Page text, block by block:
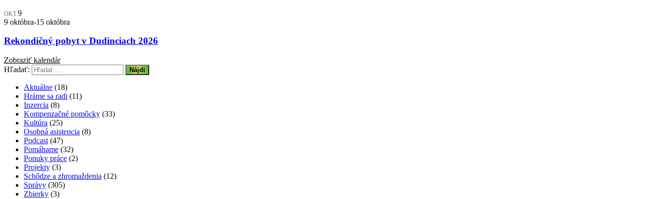
OKT 9
9 októbra-15 októbra
Rekondičný pobyt v Dudinciach 2026
Zobraziť kalendár
Hľadať:
Aktuálne (18)
Hráme sa radi (11)
Inzercia (8)
Kompenzačné pomôcky (33)
Kultúra (25)
Osobná asistencia (8)
Podcast (47)
Pomáhame (32)
Ponuky práce (2)
Projekty (3)
Schôdze a zhromaždenia (12)
Správy (305)
Zbierky (3)